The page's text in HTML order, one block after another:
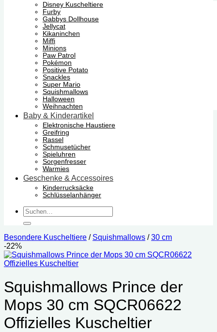
Disney Kuscheltiere
Furby
Gabbys Dollhouse
Jellycat
Kikaninchen
Miffi
Minions
Paw Patrol
Pokémon
Positive Potato
Snackles
Super Mario
Squishmallows
Halloween
Weihnachten
Baby & Kinderartikel
Elektronische Haustiere
Greifring
Rassel
Schmusetücher
Spieluhren
Sorgenfresser
Warmies
Geschenke & Accessoires
Kinderrucksäcke
Schlüsselanhänger
Suchen
nach:
Besondere Kuscheltiere / Squishmallows / 30 cm
-22%
Squishmallows Prince der
Mops 30 cm SQCR06622
Offizielles Kuscheltier